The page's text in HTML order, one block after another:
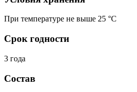
При температуре не выше 25 °C
Срок годности
3 года
Состав